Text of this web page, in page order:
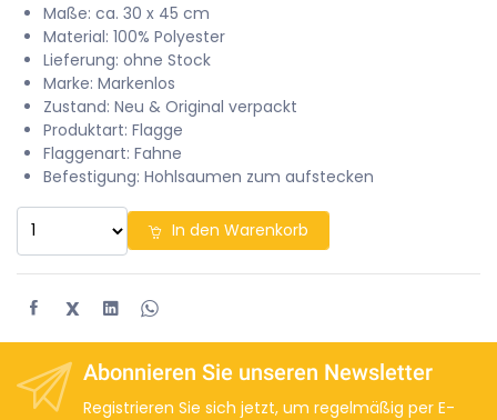
Maße: ca. 30 x 45 cm
Material: 100% Polyester
Lieferung: ohne Stock
Marke: Markenlos
Zustand: Neu & Original verpackt
Produktart: Flagge
Flaggenart: Fahne
Befestigung: Hohlsaumen zum aufstecken
In den Warenkorb
X
Abonnieren Sie unseren Newsletter
Registrieren Sie sich jetzt, um regelmäßig per E-